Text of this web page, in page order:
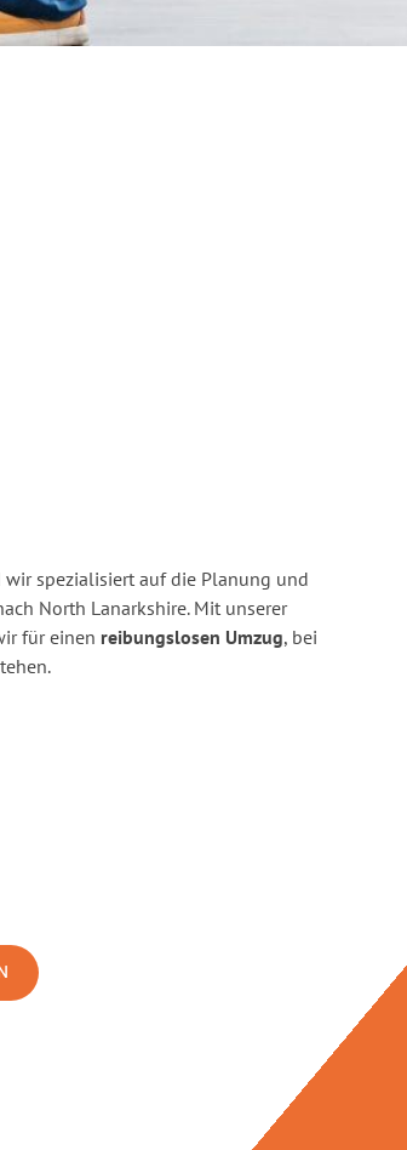
wir spezialisiert auf die Planung und
North Lanarkshire. Mit unserer
für einen reibungslosen Umzug, bei